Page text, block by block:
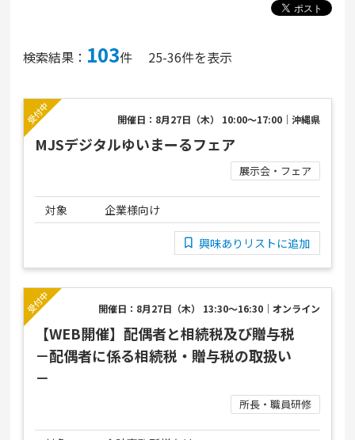
検索結果： 103件 25-36件を表示
開催日：8月27日（木） 10:00～17:00｜沖縄県
MJSデジタルゆいまーるフェア
展示会・フェア
対象 企業様向け
興味ありリストに追加
開催日：8月27日（木） 13:30～16:30｜オンライン
【WEB開催】配偶者と相続税及び贈与税
－配偶者に係る相続税・贈与税の取扱い
－
所長・職員研修